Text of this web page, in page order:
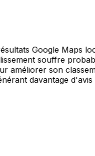
Google Maps
souffre
améliorer son
davantage